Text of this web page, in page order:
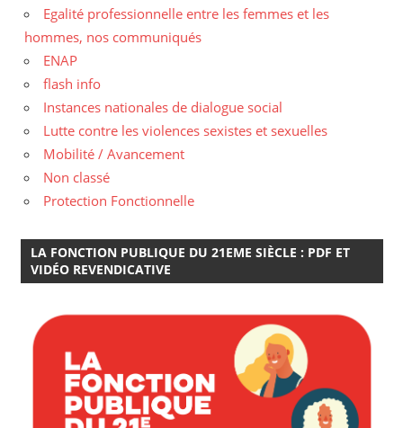
Egalité professionnelle entre les femmes et les
hommes, nos communiqués
ENAP
flash info
Instances nationales de dialogue social
Lutte contre les violences sexistes et sexuelles
Mobilité / Avancement
Non classé
Protection Fonctionnelle
LA FONCTION PUBLIQUE DU 21EME SIÈCLE : PDF ET
VIDÉO REVENDICATIVE